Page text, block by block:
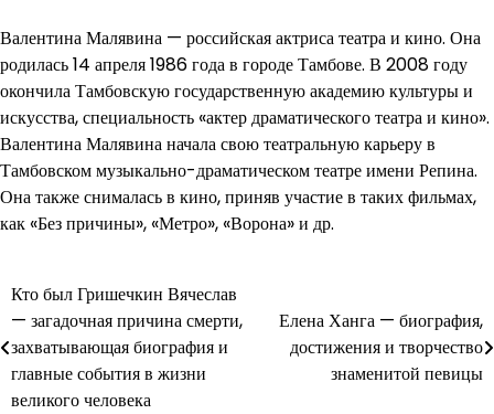
Валентина Малявина — российская актриса театра и кино. Она
родилась 14 апреля 1986 года в городе Тамбове. В 2008 году
окончила Тамбовскую государственную академию культуры и
искусства, специальность «актер драматического театра и кино».
Валентина Малявина начала свою театральную карьеру в
Тамбовском музыкально-драматическом театре имени Репина.
Она также снималась в кино, приняв участие в таких фильмах,
как «Без причины», «Метро», «Ворона» и др.
Навигация
по
записям
Кто был Гришечкин Вячеслав
— загадочная причина смерти,
захватывающая биография и
главные события в жизни
великого человека
Елена Ханга — биография,
достижения и творчество
знаменитой певицы